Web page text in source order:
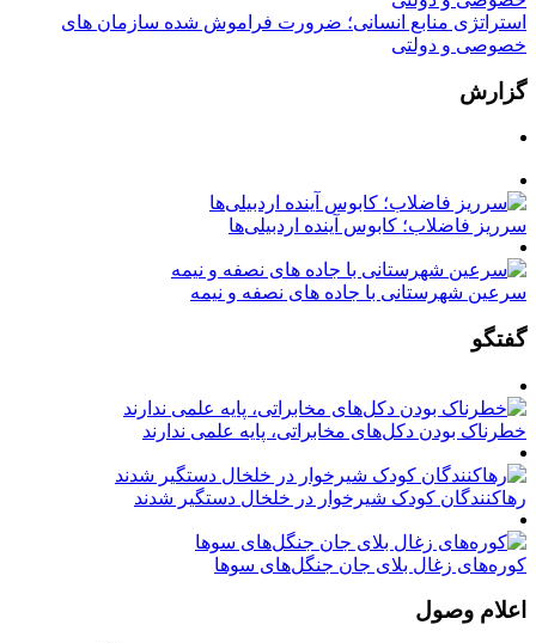
استراتژی منابع انسانی؛ ضرورت فراموش شده سازمان های
خصوصی و دولتی
گزارش
سرریز فاضلاب؛ کابوس آینده اردبیلی‌ها
سرعین شهرستانی با جاده های نصفه و نیمه
گفتگو
خطرناک بودن دکل‌های مخابراتی، پایه علمی ندارند
رهاکنندگان کودک شیرخوار در خلخال دستگیر شدند
کوره‌های زغال بلای جان جنگل‌های سوها
اعلام وصول